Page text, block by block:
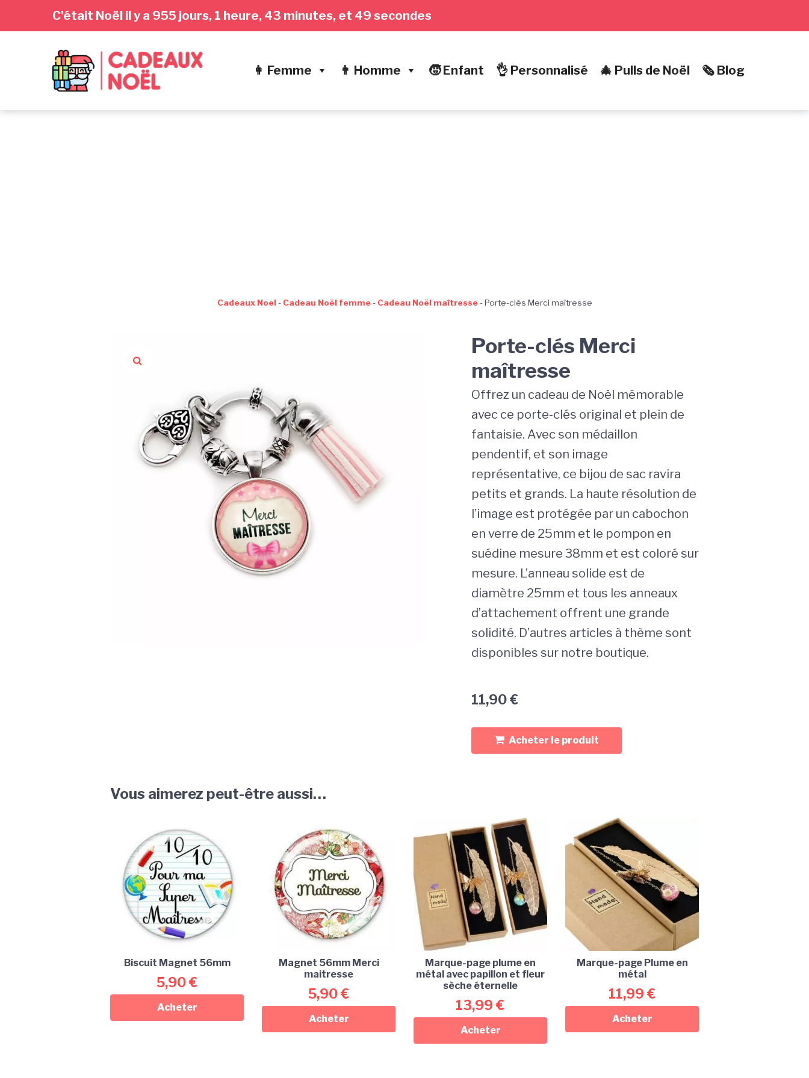
navigation
C'était Noël il y a 955 jours, 1 heure, 43 minutes, et 50 secondes
👩 Femme 👨 Homme 🧒 Enfant 👌 Personnalisé 🎄 Pulls de Noël 🗞️ Blog
Cadeaux Noel - Cadeau Noël femme - Cadeau Noël maîtresse -Porte-clés Merci maîtresse
Porte-clés Merci
maîtresse
Offrez un cadeau de Noël mémorable
avec ce porte-clés original et plein de
fantaisie. Avec son médaillon
pendentif, et son image
représentative, ce bijou de sac ravira
petits et grands. La haute résolution de
l’image est protégée par un cabochon
en verre de 25mm et le pompon en
suédine mesure 38mm et est coloré sur
mesure. L’anneau solide est de
diamètre 25mm et tous les anneaux
d’attachement offrent une grande
solidité. D’autres articles à thème sont
disponibles sur notre boutique.
11,90€
Acheter le produit
Vous aimerez peut-être aussi…
Biscuit Magnet 56mm
5,90€
Acheter
Magnet 56mm Merci
maitresse
5,90€
Acheter
Marque-page plume en
métal avec papillon et fleur
sèche éternelle
13,99 €
Acheter
Marque-page Plume en
métal
11,99 €
Acheter